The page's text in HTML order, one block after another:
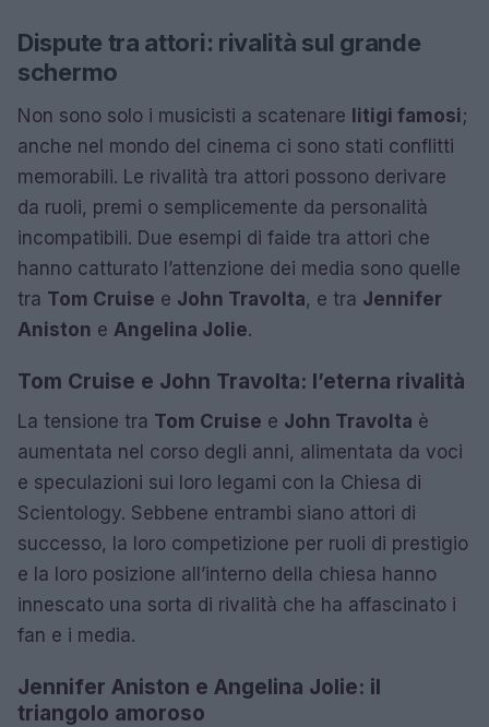
Dispute tra attori: rivalità sul grande
schermo
Non sono solo i musicisti a scatenare litigi famosi;
anche nel mondo del cinema ci sono stati conflitti
memorabili. Le rivalità tra attori possono derivare
da ruoli, premi o semplicemente da personalità
incompatibili. Due esempi di faide tra attori che
hanno catturato l’attenzione dei media sono quelle
tra Tom Cruise e John Travolta, e tra Jennifer
Aniston e Angelina Jolie.
Tom Cruise e John Travolta: l’eterna rivalità
La tensione tra Tom Cruise e John Travolta è
aumentata nel corso degli anni, alimentata da voci
e speculazioni sui loro legami con la Chiesa di
Scientology. Sebbene entrambi siano attori di
successo, la loro competizione per ruoli di prestigio
e la loro posizione all’interno della chiesa hanno
innescato una sorta di rivalità che ha affascinato i
fan e i media.
Jennifer Aniston e Angelina Jolie: il
triangolo amoroso